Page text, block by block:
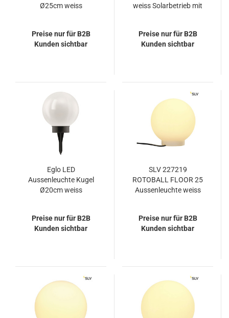
Ø25cm weiss
Preise nur für B2B
Kunden sichtbar
weiss Solarbetrieb mit
Preise nur für B2B
Kunden sichtbar
Eglo LED
Aussenleuchte Kugel
Ø20cm weiss
Preise nur für B2B
Kunden sichtbar
SLV 227219
ROTOBALL FLOOR 25
Aussenleuchte weiss
Preise nur für B2B
Kunden sichtbar